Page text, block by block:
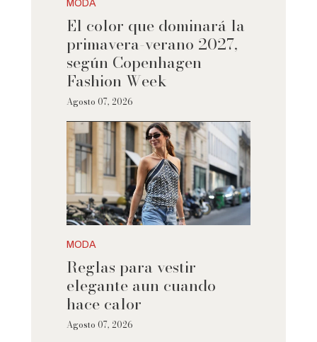
MODA
El color que dominará la
primavera-verano 2027,
según Copenhagen
Fashion Week
Agosto 07, 2026
MODA
Reglas para vestir
elegante aun cuando
hace calor
Agosto 07, 2026